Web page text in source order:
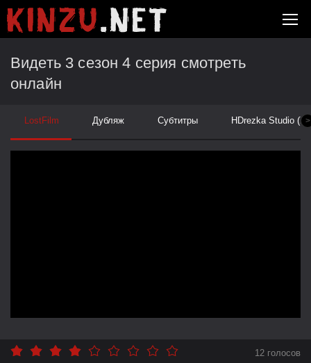
Видеть 3 сезон 4 серия смотреть
онлайн
>
LostFilm Дубляж Субтитры HDrezka Studio
12 голосов